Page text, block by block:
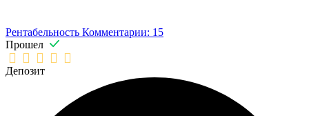
Рентабельность Комментарии: 15
Прошел
Депозит